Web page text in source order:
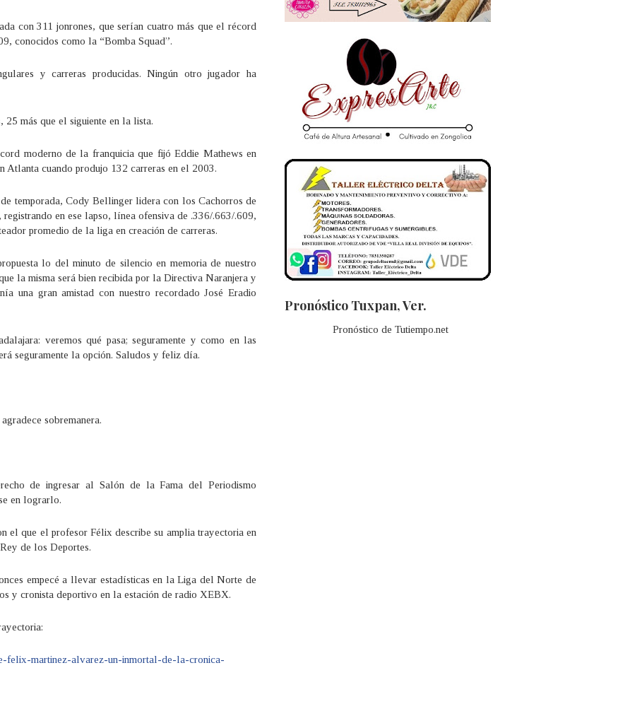
con 311 jonrones, que serían cuatro más que el récord
conocidos como la “Bomba Squad”.
y carreras producidas. Ningún otro jugador ha
más que el siguiente en la lista.
moderno de la franquicia que fijó Eddie Mathews en
Atlanta cuando produjo 132 carreras en el 2003.
temporada, Cody Bellinger lidera con los Cachorros de
en ese lapso, línea ofensiva de .336/.663/.609,
promedio de la liga en creación de carreras.
lo del minuto de silencio en memoria de nuestro
la misma será bien recibida por la Directiva Naranjera y
una gran amistad con nuestro recordado José Eradio
veremos qué pasa; seguramente y como en las
seguramente la opción. Saludos y feliz día.
sobremanera.
de ingresar al Salón de la Fama del Periodismo
en lograrlo.
el que el profesor Félix describe su amplia trayectoria en
de los Deportes.
empecé a llevar estadísticas en la Liga del Norte de
y cronista deportivo en la estación de radio XEBX.
felix-martinez-alvarez-un-inmortal-de-la-cronica-
Pronóstico Tuxpan, Ver.
Pronóstico de Tutiempo.net